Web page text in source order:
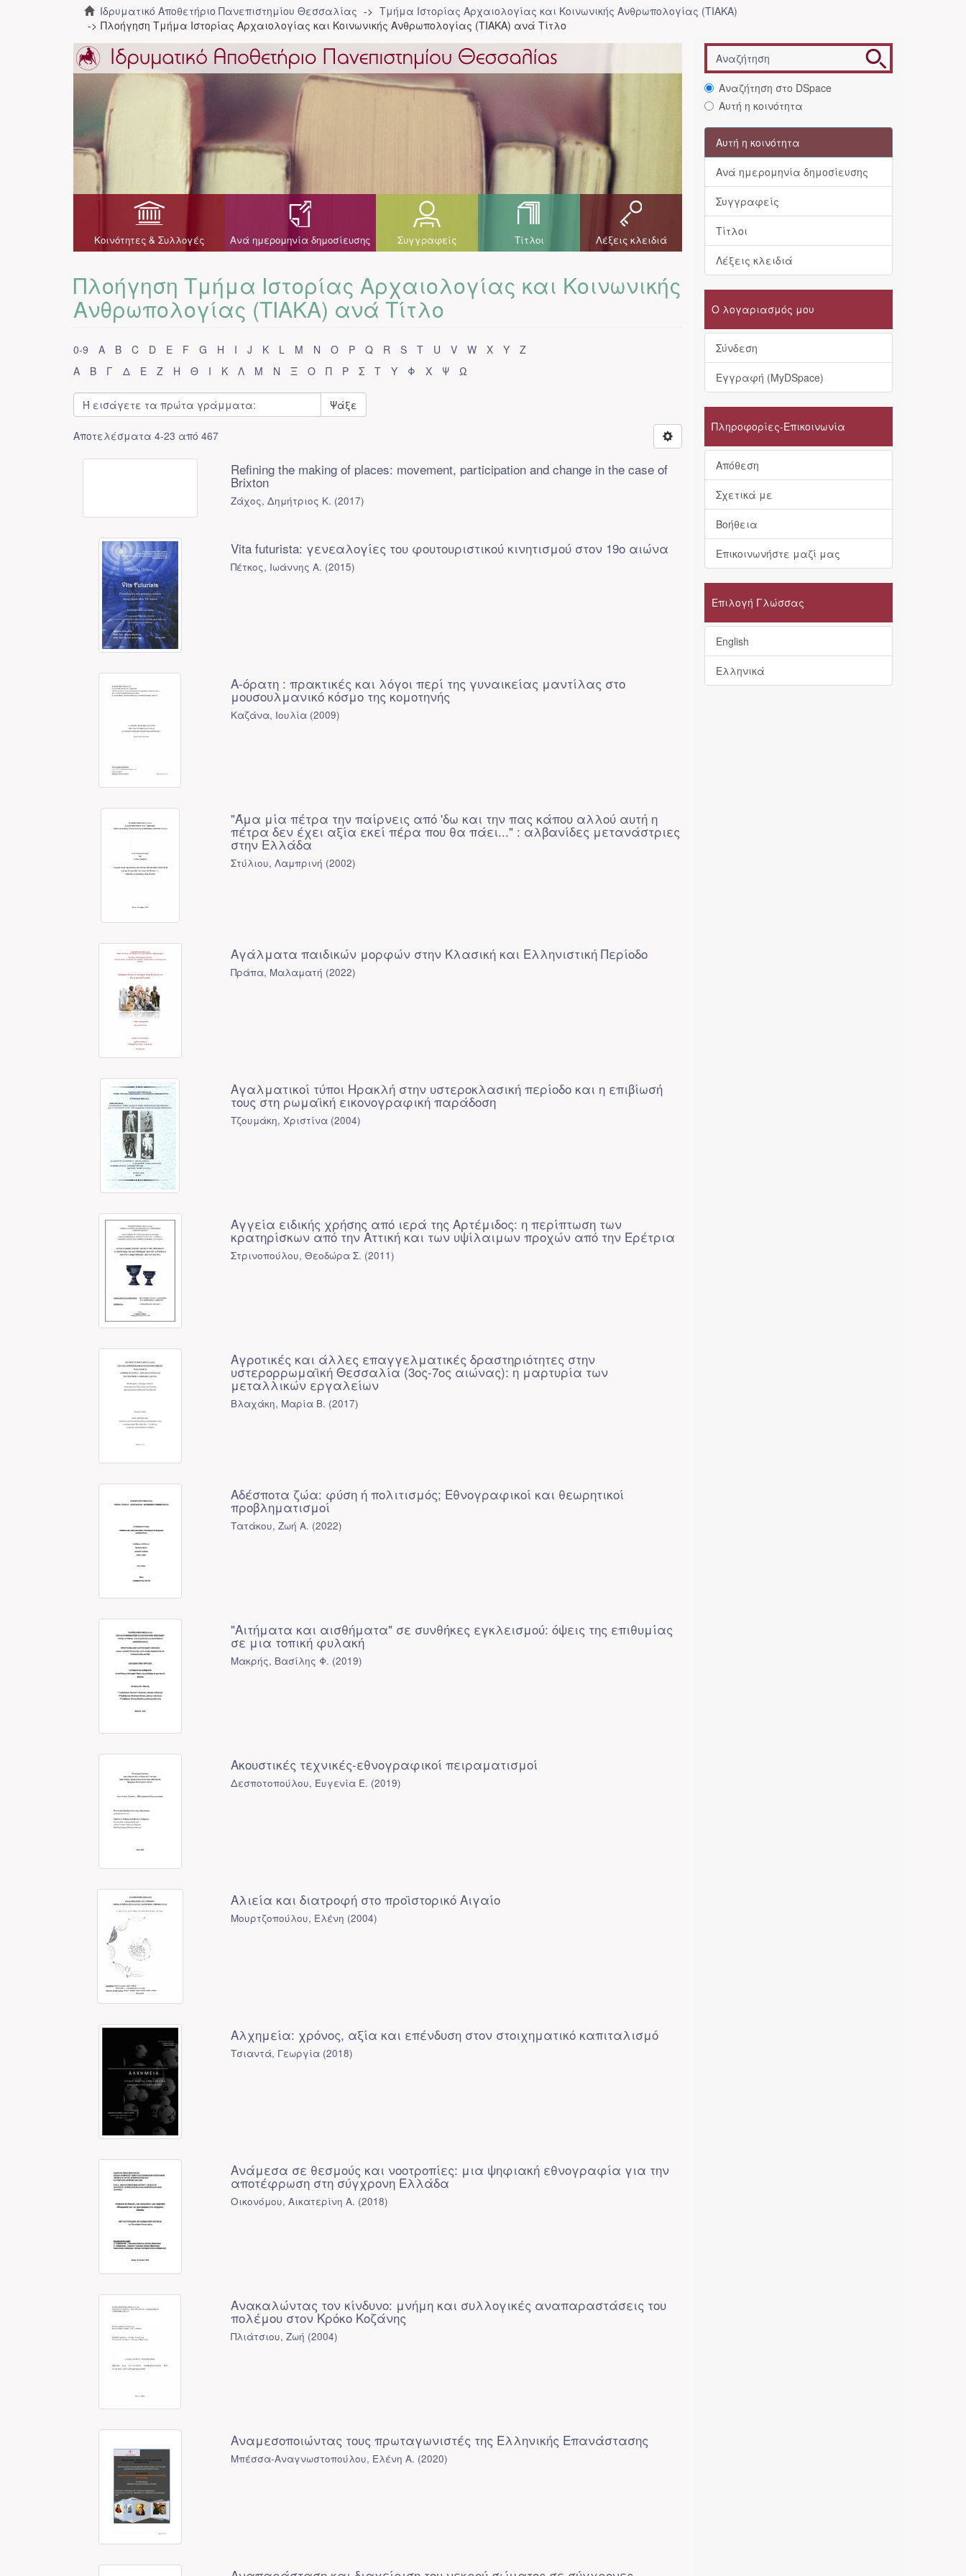
Ιδρυματικό Αποθετήριο Πανεπιστημίου Θεσσαλίας
Τμήμα Ιστορίας Αρχαιολογίας και Κοινωνικής Ανθρωπολογίας (ΤΙΑΚΑ)
Πλοήγηση Τμήμα Ιστορίας Αρχαιολογίας και Κοινωνικής Ανθρωπολογίας (ΤΙΑΚΑ) ανά Τίτλο
Κοινότητες & Συλλογές Ανά ημερομηνία δημοσίευσης Συγγραφείς Τίτλοι Λέξεις κλειδιά
Πλοήγηση Τμήμα Ιστορίας Αρχαιολογίας και Κοινωνικής
Ανθρωπολογίας (ΤΙΑΚΑ) ανά Τίτλο
0-9 A B C D E F G H I J K L M N O P Q R S T U V W X Y
Z
Α
Β Γ Δ Ε Ζ Η Θ Ι Κ Λ Μ Ν Ξ Ο Π Ρ Σ Τ Υ Φ Χ Ψ Ω
Ψάξε
Αποτελέσματα 4-23 από 467
Refining the making of places: movement, participation and change in the case of
Brixton
Ζάχος, Δημήτριος Κ. (2017)
Vita futurista: γενεαλογίες του φουτουριστικού κινητισμού στον 19ο αιώνα
Πέτκος, Ιωάννης Α. (2015)
Α-όρατη : πρακτικές και λόγοι περί της γυναικείας μαντίλας στο
μουσουλμανικό κόσμο της κομοτηνής
Καζάνα, Ιουλία (2009)
"Άμα μία πέτρα την παίρνεις από 'δω και την πας κάπου αλλού αυτή η
πέτρα δεν έχει αξία εκεί πέρα που θα πάει..." : αλβανίδες μετανάστριες
στην Ελλάδα
Στύλιου, Λαμπρινή (2002)
Αγάλματα παιδικών μορφών στην Κλασική και Ελληνιστική Περίοδο
Πράπα, Μαλαματή (2022)
Αγαλματικοί τύποι Ηρακλή στην υστεροκλασική περίοδο και η επιβίωσή
τους στη ρωμαϊκή εικονογραφική παράδοση
Τζουμάκη, Χριστίνα (2004)
Αγγεία ειδικής χρήσης από ιερά της Αρτέμιδος: η περίπτωση των
κρατηρίσκων από την Αττική και των υψίλαιμων προχών από την Ερέτρια
Στρινοπούλου, Θεοδώρα Σ. (2011)
Αγροτικές και άλλες επαγγελματικές δραστηριότητες στην
υστερορρωμαϊκή Θεσσαλία (3ος-7ος αιώνας): η μαρτυρία των
μεταλλικών εργαλείων
Βλαχάκη, Μαρία Β. (2017)
Αδέσποτα ζώα: φύση ή πολιτισμός; Εθνογραφικοί και θεωρητικοί
προβληματισμοί
Τατάκου, Ζωή Α. (2022)
"Αιτήματα και αισθήματα" σε συνθήκες εγκλεισμού: όψεις της επιθυμίας
σε μια τοπική φυλακή
Μακρής, Βασίλης Φ. (2019)
Ακουστικές τεχνικές-εθνογραφικοί πειραματισμοί
Δεσποτοπούλου, Ευγενία Ε. (2019)
Αλιεία και διατροφή στο προϊστορικό Αιγαίο
Μουρτζοπούλου, Ελένη (2004)
Αλχημεία: χρόνος, αξία και επένδυση στον στοιχηματικό καπιταλισμό
Τσιαντά, Γεωργία (2018)
Ανάμεσα σε θεσμούς και νοοτροπίες: μια ψηφιακή εθνογραφία για την
αποτέφρωση στη σύγχρονη Ελλάδα
Οικονόμου, Αικατερίνη Α. (2018)
Ανακαλώντας τον κίνδυνο: μνήμη και συλλογικές αναπαραστάσεις του
πολέμου στον Κρόκο Κοζάνης
Πλιάτσιου, Ζωή (2004)
Αναμεσοποιώντας τους πρωταγωνιστές της Ελληνικής Επανάστασης
Μπέσσα-Αναγνωστοπούλου, Ελένη Α. (2020)
Αναζήτηση στο DSpace
Αυτή η κοινότητα
Αυτή η κοινότητα
Ανά ημερομηνία δημοσίευσης
Συγγραφείς
Τίτλοι
Λέξεις κλειδιά
Ο λογαριασμός μου
Σύνδεση
Εγγραφή (MyDSpace)
Πληροφορίες-Επικοινωνία
Απόθεση
Σχετικά με
Βοήθεια
Επικοινωνήστε μαζί μας
Επιλογή Γλώσσας
English
Ελληνικά